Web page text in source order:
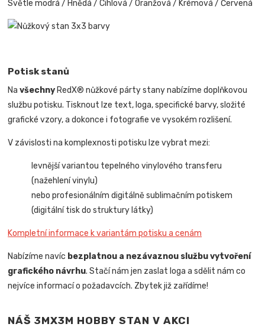
Světle modrá / Hnědá / Cihlová / Oranžová / Krémová / Červená
Potisk stanů
Navšechny RedX® nůžkové párty stany nabízíme doplňkovou
službu potisku. Tisknout lze text, loga, specifické barvy, složité
grafické vzory, a dokonce i fotografie ve vysokém rozlišení.
V závislosti na komplexnosti potisku lze vybrat mezi:
levnější variantou tepelného vinylového transferu
(nažehlení vinylu)
nebo profesionálním digitálně sublimačním potiskem
(digitální tisk do struktury látky)
Kompletní informace k variantám potisku a cenám
Nabízíme navíc bezplatnou a nezávaznou službu vytvoření
grafického návrhu. Stačí nám jen zaslat loga a sdělit nám co
nejvíce informací o požadavcích. Zbytek již zařídíme!
NÁŠ 3MX3M HOBBY STAN V AKCI